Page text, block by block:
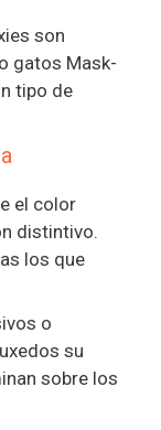
son
gatos Mask-
tipo de
el color
distintivo.
los que
o
su
sobre los